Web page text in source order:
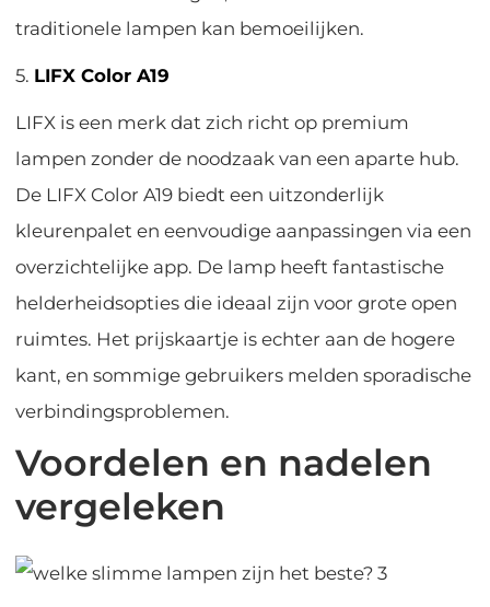
traditionele lampen kan bemoeilijken.
5. LIFX Color A19
LIFX is een merk dat zich richt op premium
lampen zonder de noodzaak van een aparte hub.
De LIFX Color A19 biedt een uitzonderlijk
kleurenpalet en eenvoudige aanpassingen via een
overzichtelijke app. De lamp heeft fantastische
helderheidsopties die ideaal zijn voor grote open
ruimtes. Het prijskaartje is echter aan de hogere
kant, en sommige gebruikers melden sporadische
verbindingsproblemen.
Voordelen en nadelen
vergeleken